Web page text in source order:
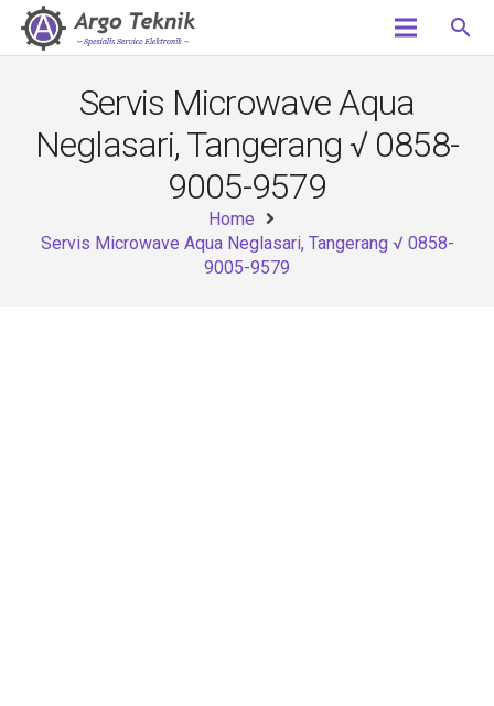
search
Servis Microwave Aqua
Neglasari, Tangerang √ 0858-
9005-9579
Home
Servis Microwave Aqua Neglasari, Tangerang √ 0858-
9005-9579